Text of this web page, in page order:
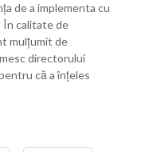
de a implementa cu
În calitate de
mulțumit de
directorului
că a înțeles